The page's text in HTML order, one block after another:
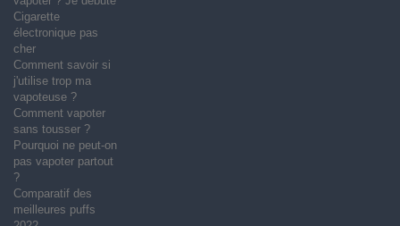
Cigarette
électronique pas
cher
Comment savoir si
j'utilise trop ma
vapoteuse ?
Comment vapoter
sans tousser ?
Pourquoi ne peut-on
pas vapoter partout
?
Comparatif des
meilleures puffs